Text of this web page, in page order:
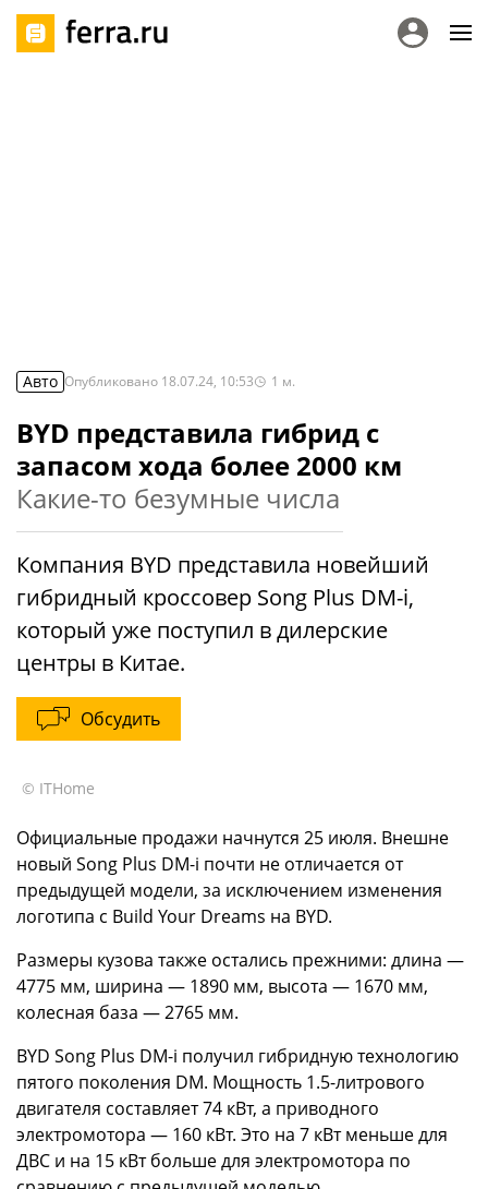
Авто Опубликовано 18.07.24, 10:53 1 м.
BYD представила гибрид с
запасом хода более 2000 км
Какие-то безумные числа
Компания BYD представила новейший
гибридный кроссовер Song Plus DM-i,
который уже поступил в дилерские
центры в Китае.
Обсудить
© ITHome
Официальные продажи начнутся 25 июля. Внешне
новый Song Plus DM-i почти не отличается от
предыдущей модели, за исключением изменения
логотипа с Build Your Dreams на BYD.
Размеры кузова также остались прежними: длина —
4775 мм, ширина — 1890 мм, высота — 1670 мм,
колесная база — 2765 мм.
BYD Song Plus DM-i получил гибридную технологию
пятого поколения DM. Мощность 1.5-литрового
двигателя составляет 74 кВт, а приводного
электромотора — 160 кВт. Это на 7 кВт меньше для
ДВС и на 15 кВт больше для электромотора по